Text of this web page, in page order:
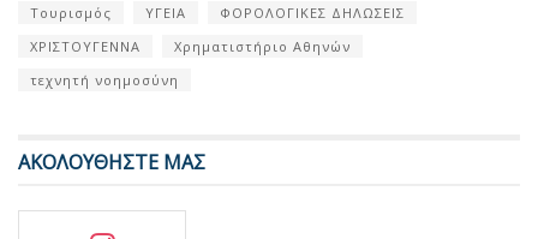
Τουρισμός
ΥΓΕΙΑ
ΦΟΡΟΛΟΓΙΚΕΣ ΔΗΛΩΣΕΙΣ
ΧΡΙΣΤΟΥΓΕΝΝΑ
Χρηματιστήριο Αθηνών
τεχνητή νοημοσύνη
ΑΚΟΛΟΥΘΗΣΤΕ ΜΑΣ